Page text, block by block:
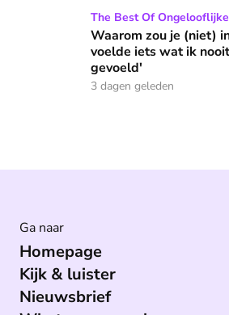
Waarom zou je (niet) in God
The Best Of Ongelooflijke
Waarom zou je (niet)
voelde iets wat ik
gevoeld'
3 dagen geleden
Ga naar
Homepage
Kijk & luister
Nieuwsbrief